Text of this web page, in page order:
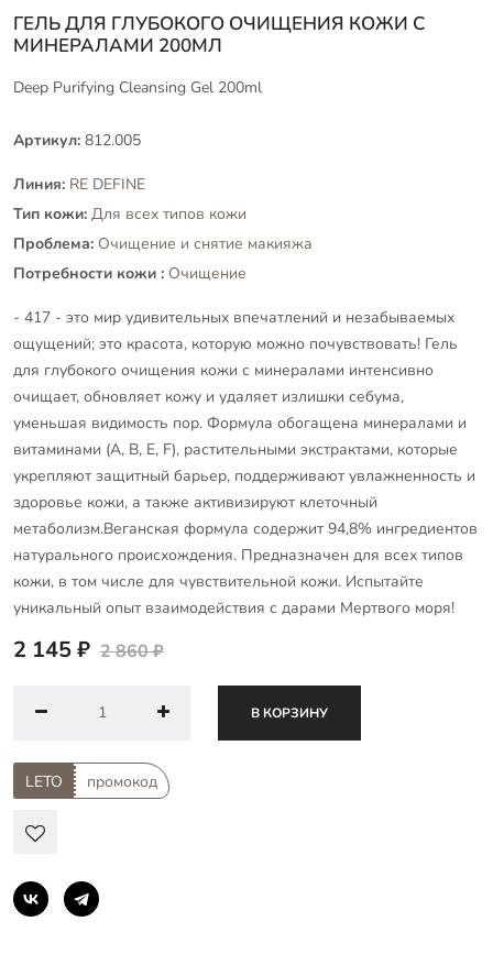
ГЕЛЬ ДЛЯ ГЛУБОКОГО ОЧИЩЕНИЯ КОЖИ С
МИНЕРАЛАМИ 200МЛ
Deep Purifying Cleansing Gel 200ml
Артикул: 812.005
Линия: RE DEFINE
Тип кожи: Для всех типов кожи
Проблема: Очищение и снятие макияжа
Потребности кожи : Очищение
- 417 - это мир удивительных впечатлений и незабываемых
ощущений; это красота, которую можно почувствовать! Гель
для глубокого очищения кожи с минералами интенсивно
очищает, обновляет кожу и удаляет излишки себума,
уменьшая видимость пор. Формула обогащена минералами и
витаминами (A, B, E, F), растительными экстрактами, которые
укрепляют защитный барьер, поддерживают увлажненность и
здоровье кожи, а также активизируют клеточный
метаболизм.Веганская формула содержит 94,8% ингредиентов
натурального происхождения. Предназначен для всех типов
кожи, в том числе для чувствительной кожи. Испытайте
уникальный опыт взаимодействия с дарами Мертвого моря!
2 145 ₽ 2 860 ₽
В КОРЗИНУ
LETO промокод